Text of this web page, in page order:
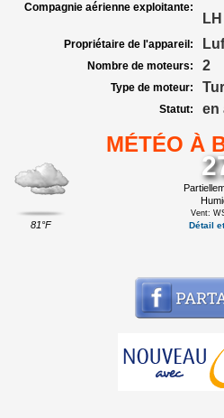
Compagnie aérienne exploitante:
LH
Propriétaire de l'appareil:
Nombre de moteurs: 2
Type de moteur:
Statut: en
MÉTÉO À
81°F
Vent:
Détail